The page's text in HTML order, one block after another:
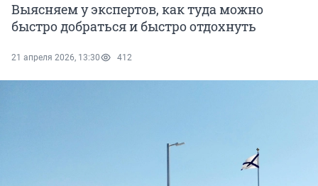
Выясняем у экспертов, как туда можно
быстро добраться и быстро отдохнуть
21 апреля 2026, 13:30 412